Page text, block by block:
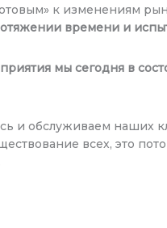
к изменениям
времени и
мы сегодня в
и обслуживаем наших
всех, это